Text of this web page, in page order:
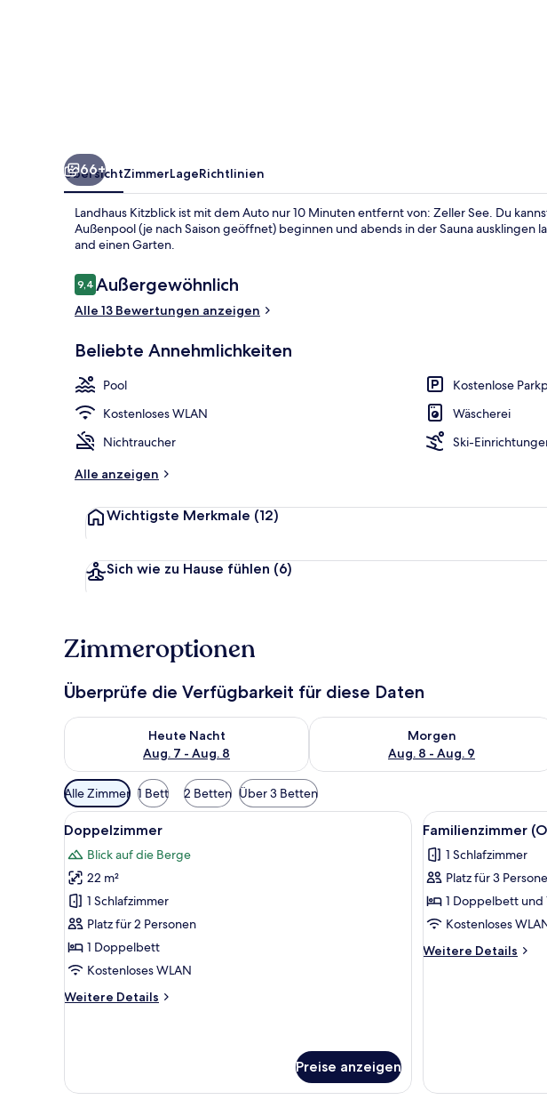
66+
ÜbersichtZimmerLageRichtlinien
Landhaus Kitzblick ist mit dem Auto nur 10 Minuten entfernt von: Zeller See. Du
Außenpool (je nach Saison geöffnet) beginnen und abends in der Sauna ausklingen
and einen Garten.
Bewertungen
9,49,4 von 10.
Außergewöhnlich
Alle 13 Bewertungen anzeigen
Beliebte Annehmlichkeiten
Pool
Kostenlose
Kostenloses WLAN
Wäscherei
Nichtraucher
Ski-
Alle anzeigen
Wichtigste Merkmale (12)
Sich wie zu Hause fühlen (6)
Zimmeroptionen
Überprüfe die Verfügbarkeit für diese Daten
Heute Nacht
Aug. 7 - Aug. 8
Überprüfe die Verfügbarkeit für heute Nacht, Aug. 7 - Aug. 8.
Morgen
Aug. 8 - Aug. 9
Überprüfe die Verfügbarkeit für
Verfügbare
Filter
für
Zimmer
Alle Zimmer 1 Bett 2 Betten Über 3 Betten
Alle
Fotos
für
Doppelzimmer
anzeigen
Ein Hotelzimmer mit zwei Betten, einem Schreibtisch,
9
Doppelzimmer
Blick auf die Berge
22 m²
1 Schlafzimmer
Platz für 2 Personen
1 Doppelbett
Kostenloses WLAN
Weitere Details
Weitere
Preise anzeigen
Alle
Fotos
für
Familienzimmer
(Ohne
Küche)
anzeigen
4
Familienzimmer
1 Schlafzimmer
Platz für 3
1 Doppelbett und
Kostenloses
Weitere Details
Weitere